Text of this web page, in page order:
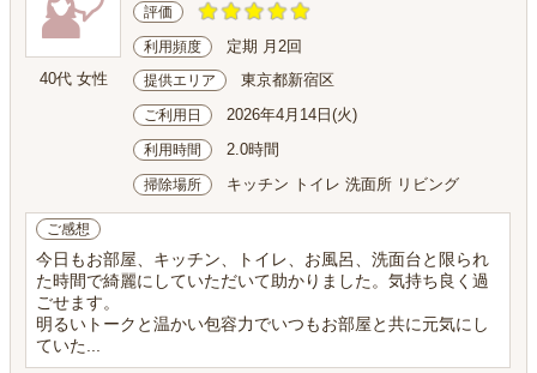
40代 女性
評価
利用頻度 定期 月2回
提供エリア 東京都新宿区
ご利用日 2026年4月14日(火)
利用時間 2.0時間
掃除場所 キッチン トイレ 洗面所 リビング
ご感想
今日もお部屋、キッチン、トイレ、お風呂、洗面台と限られ
た時間で綺麗にしていただいて助かりました。気持ち良く過
ごせます。
明るいトークと温かい包容力でいつもお部屋と共に元気にし
ていた...